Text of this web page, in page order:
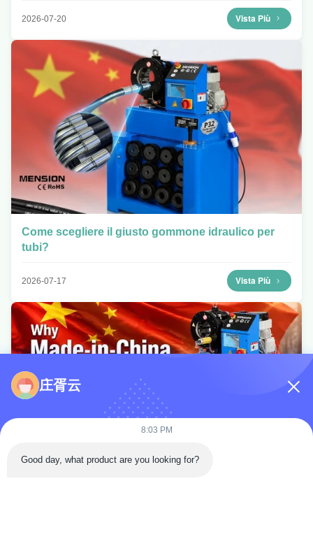
2026-07-20 Vista Più
Come scegliere il giusto gommone idraulico per
tubi?
2026-07-17 Vista Più
庄胥云
8:03 PM
Good day, what product are you looking for?